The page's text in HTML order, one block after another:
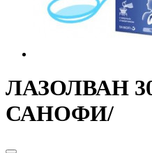
ЛАЗОЛВАН
САНОФИ/